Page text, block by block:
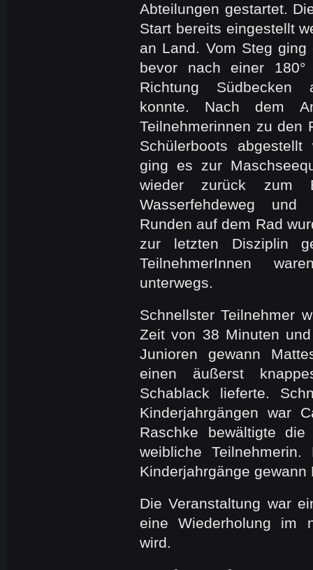
Abteilungen gestartet.
Start bereits eingestellt
an Land. Vom Steg
bevor nach einer
Richtung Südbecken
konnte. Nach dem
Teilnehmerinnen zu den
Schülerboots
ging es zur
wieder zurück zum
Wasserfehdeweg
Runden auf dem Rad
zur letzten Disziplin
TeilnehmerInnen
unterwegs.
Schnellster Teilnehmer
Zeit von 38 Minuten
Junioren gewann
einen äußerst
Schablack lieferte.
Kinderjahrgängen war
Raschke bewältigte
weibliche
Kinderjahrgänge gewann
Die Veranstaltung war
eine Wiederholung im
wird.